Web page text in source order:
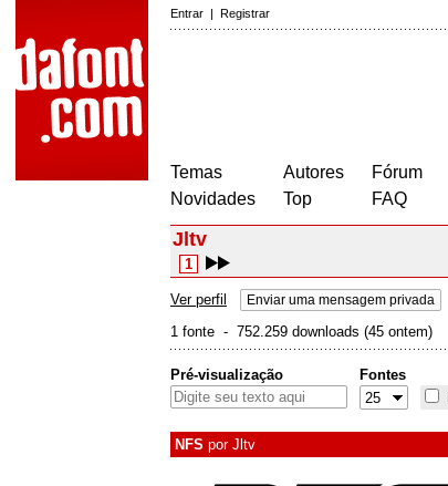
Entrar | Registrar
Temas
Novidades
Autores
Top
Fórum
FAQ
Jltv
1
Ver perfil Enviar uma mensagem privada
1 fonte - 752.259 downloads (45 ontem)
Pré-visualização
Fontes
NFS por Jltv